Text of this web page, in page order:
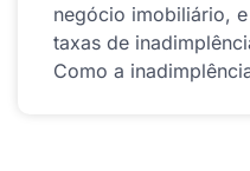
negócio imobiliário,
taxas de
Como a